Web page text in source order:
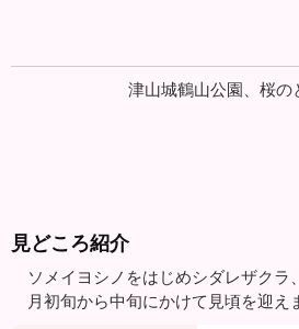
津山城鶴山公園、桜の
見どころ紹介
ソメイヨシノをはじめシダレザクラ
月初旬から中旬にかけて見頃を迎え